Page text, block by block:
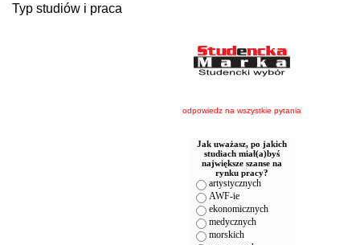
Typ studiów i praca
odpowiedz na wszystkie pytania